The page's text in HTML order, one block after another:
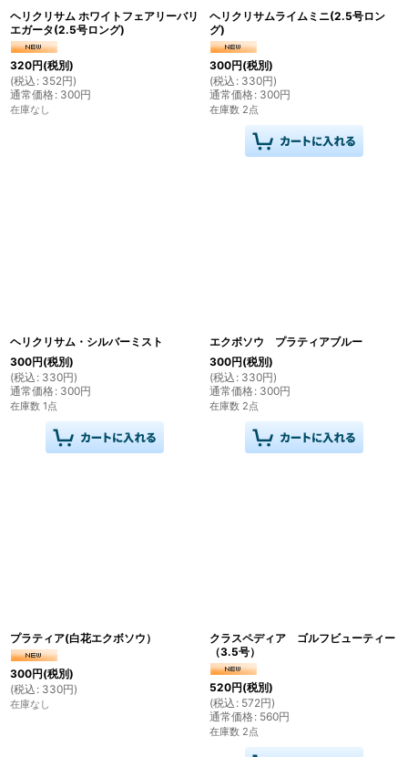
ヘリクリサム ホワイトフェアリーバリ
エガータ(2.5号ロング)
320円(税別)
(税込 : 352円)
通常価格: 300円
在庫なし
ヘリクリサムライムミニ(2.5号ロン
グ)
300円(税別)
(税込 : 330円)
通常価格: 300円
在庫数 2点
ヘリクリサム・シルバーミスト
300円(税別)
(税込 : 330円)
通常価格: 300円
在庫数 1点
エクボソウ プラティアブルー
300円(税別)
(税込 : 330円)
通常価格: 300円
在庫数 2点
プラティア(白花エクボソウ）
300円(税別)
(税込 : 330円)
在庫なし
クラスペディア ゴルフビューティー
（3.5号）
520円(税別)
(税込 : 572円)
通常価格: 560円
在庫数 2点